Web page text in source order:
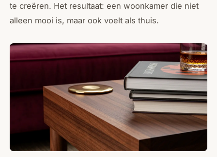
te creëren. Het resultaat: een woonkamer die niet
alleen mooi is, maar ook voelt als thuis.